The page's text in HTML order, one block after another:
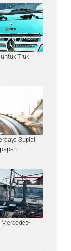
Truk
Suplai
Mercedes-